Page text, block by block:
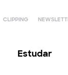
CLIPPING
Estudar